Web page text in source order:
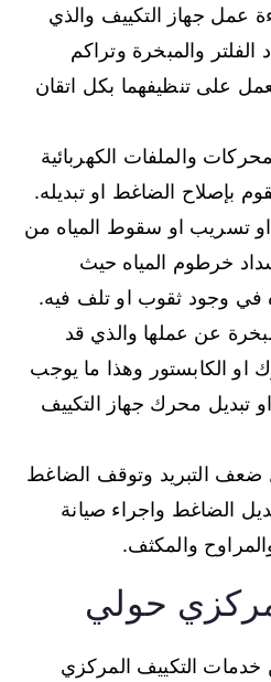
جهاز التكييف والذي
الفلتر والمبخرة وتراكم
على تنظيفهما بكل اتقان
والملفات الكهربائية
بإصلاح الضاغط او تبديله.
تسريب او سقوط المياه من
خرطوم المياه حيث
في وجود ثقوب او تلف فيه.
عن عملها والذي قد
او الكابستور وهذا ما يوجب
تبديل محرك جهاز التكييف
التبريد وتوقف الضاغط
الضاغط واجراء صيانة
والمكثف.
حولي
التكييف المركزي